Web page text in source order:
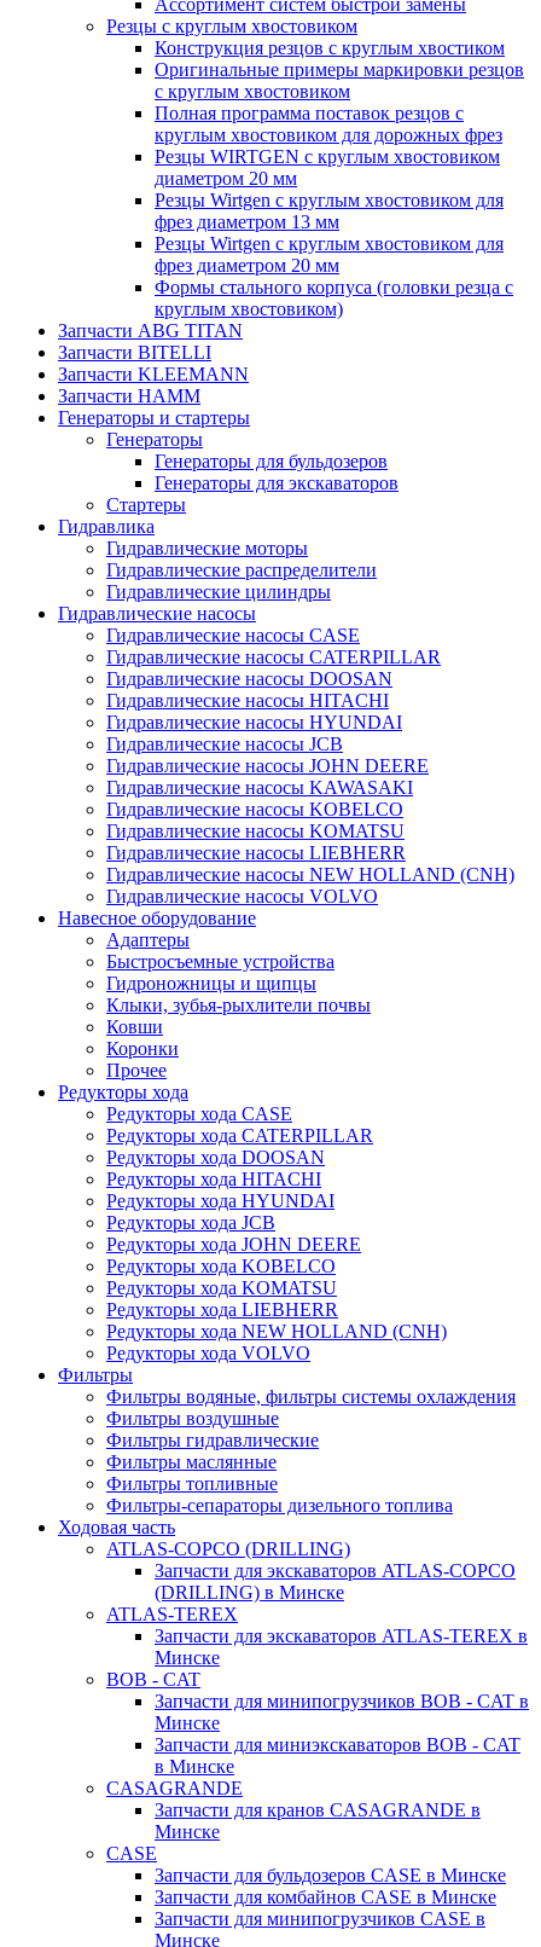
Ассортимент систем быстрой замены
Резцы с круглым хвостовиком
Конструкция резцов с круглым хвостиком
Оригинальные примеры маркировки резцов
с круглым хвостовиком
Полная программа поставок резцов с
круглым хвостовиком для дорожных фрез
Резцы WIRTGEN с круглым хвостовиком
диаметром 20 мм
Резцы Wirtgen с круглым хвостовиком для
фрез диаметром 13 мм
Резцы Wirtgen с круглым хвостовиком для
фрез диаметром 20 мм
Формы стального корпуса (головки резца с
круглым хвостовиком)
Запчасти ABG TITAN
Запчасти BITELLI
Запчасти KLEEMANN
Запчасти HAMM
Генераторы и стартеры
Генераторы
Генераторы для бульдозеров
Генераторы для экскаваторов
Стартеры
Гидравлика
Гидравлические моторы
Гидравлические распределители
Гидравлические цилиндры
Гидравлические насосы
Гидравлические насосы CASE
Гидравлические насосы CATERPILLAR
Гидравлические насосы DOOSAN
Гидравлические насосы HITACHI
Гидравлические насосы HYUNDAI
Гидравлические насосы JCB
Гидравлические насосы JOHN DEERE
Гидравлические насосы KAWASAKI
Гидравлические насосы KOBELCO
Гидравлические насосы KOMATSU
Гидравлические насосы LIEBHERR
Гидравлические насосы NEW HOLLAND (CNH)
Гидравлические насосы VOLVO
Навесное оборудование
Адаптеры
Быстросъемные устройства
Гидроножницы и щипцы
Клыки, зубья-рыхлители почвы
Ковши
Коронки
Прочее
Редукторы хода
Редукторы хода CASE
Редукторы хода CATERPILLAR
Редукторы хода DOOSAN
Редукторы хода HITACHI
Редукторы хода HYUNDAI
Редукторы хода JCB
Редукторы хода JOHN DEERE
Редукторы хода KOBELCO
Редукторы хода KOMATSU
Редукторы хода LIEBHERR
Редукторы хода NEW HOLLAND (CNH)
Редукторы хода VOLVO
Фильтры
Фильтры водяные, фильтры системы охлаждения
Фильтры воздушные
Фильтры гидравлические
Фильтры маслянные
Фильтры топливные
Фильтры-сепараторы дизельного топлива
Ходовая часть
ATLAS-COPCO (DRILLING)
Запчасти для экскаваторов ATLAS-COPCO
(DRILLING) в Минске
ATLAS-TEREX
Запчасти для экскаваторов ATLAS-TEREX в
Минске
BOB - CAT
Запчасти для минипогрузчиков BOB - CAT в
Минске
Запчасти для миниэкскаваторов BOB - CAT
в Минске
CASAGRANDE
Запчасти для кранов CASAGRANDE в
Минске
CASE
Запчасти для бульдозеров CASE в Минске
Запчасти для комбайнов CASE в Минске
Запчасти для минипогрузчиков CASE в
Минске